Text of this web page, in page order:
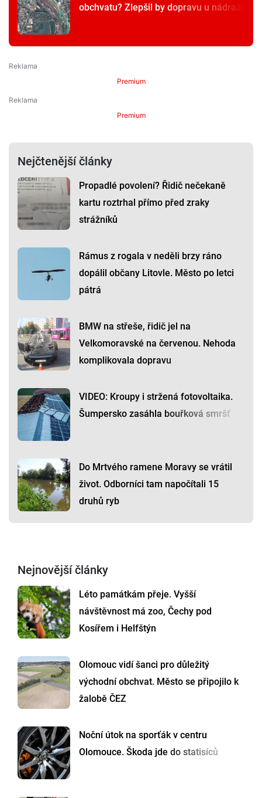
obchvatu? Zlepšil by dopravu u nádraží
Premium
Premium
Nejčtenější články
Propadlé povolení? Řidič nečekaně
kartu roztrhal přímo před zraky
strážníků
Rámus z rogala v neděli brzy ráno
dopálil občany Litovle. Město po letci
pátrá
BMW na střeše, řidič jel na
Velkomoravské na červenou. Nehoda
komplikovala dopravu
VIDEO: Kroupy i stržená fotovoltaika.
Šumpersko zasáhla bouřková smršť
Do Mrtvého ramene Moravy se vrátil
život. Odborníci tam napočítali 15
druhů ryb
Nejnovější články
Léto památkám přeje. Vyšší
návštěvnost má zoo, Čechy pod
Kosířem i Helfštýn
Olomouc vidí šanci pro důležitý
východní obchvat. Město se připojilo k
žalobě ČEZ
Noční útok na sporťák v centru
Olomouce. Škoda jde do statisíců